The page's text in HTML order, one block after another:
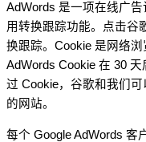
AdWords 是一项在线广
用转换跟踪功能。点击谷
换跟踪。Cookie 是网络
AdWords Cookie 在 30
过 Cookie，谷歌和我们
的网站。
每个 Google AdWords 客